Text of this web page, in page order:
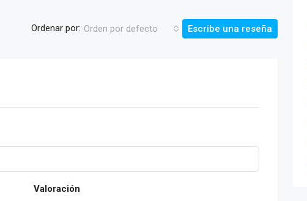
Ordenar por: Orden por defecto Escribe una reseña
Valoración